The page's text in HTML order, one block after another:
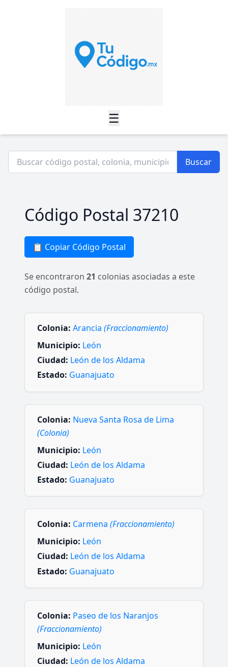
☰
Buscar
Código Postal 37210
📋 Copiar Código Postal
Se encontraron 21 colonias asociadas a este
código postal.
Colonia: Arancia (Fraccionamiento)
Municipio: León
Ciudad: León de los Aldama
Estado: Guanajuato
Colonia: Nueva Santa Rosa de Lima
(Colonia)
Municipio: León
Ciudad: León de los Aldama
Estado: Guanajuato
Colonia: Carmena (Fraccionamiento)
Municipio: León
Ciudad: León de los Aldama
Estado: Guanajuato
Colonia: Paseo de los Naranjos
(Fraccionamiento)
Municipio: León
Ciudad: León de los Aldama